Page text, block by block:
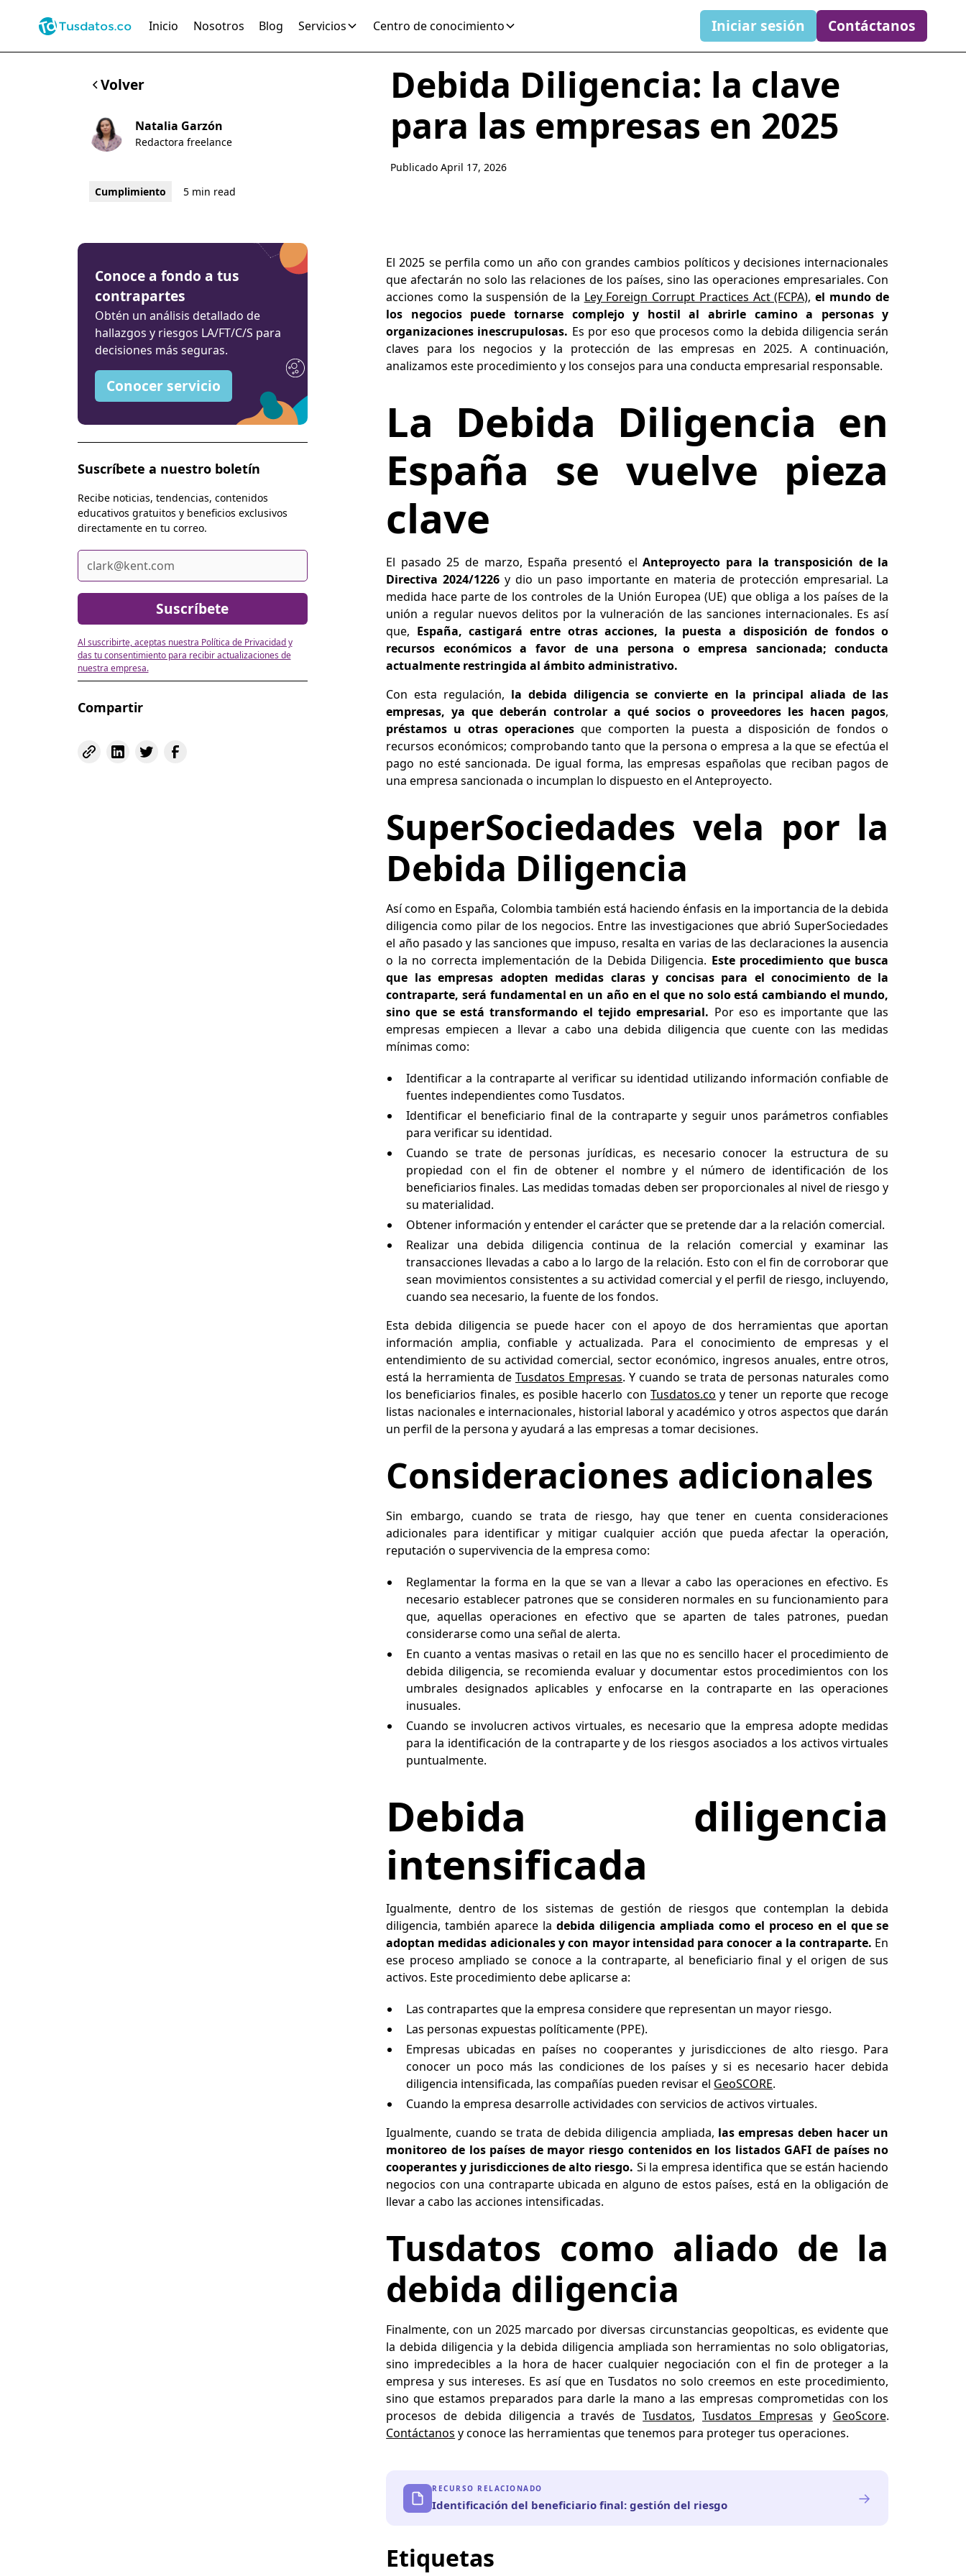
Inicio Nosotros Blog Servicios Centro de conocimiento Iniciar sesión Contáctanos
Volver
Natalia Garzón
Redactora freelance
Cumplimiento 5 min read
Debida Diligencia: la clave
para las empresas en 2025
Publicado April 17, 2026
Conoce a fondo a tus
contrapartes
Obtén un análisis detallado de
hallazgos y riesgos LA/FT/C/S para
decisiones más seguras.
Conocer servicio
Suscríbete a nuestro boletín
Recibe noticias, tendencias, contenidos
educativos gratuitos y beneficios exclusivos
directamente en tu correo.
Al suscribirte, aceptas nuestra Política de Privacidad y
das tu consentimiento para recibir actualizaciones de
nuestra empresa.
Compartir
El 2025 se perfila como un año con grandes cambios políticos y decisiones internacionales
que afectarán no solo las relaciones de los países, sino las operaciones empresariales. Con
acciones como la suspensión de la Ley Foreign Corrupt Practices Act (FCPA),el mundo de
los negocios puede tornarse complejo y hostil al abrirle camino a personas y
organizaciones inescrupulosas. Es por eso que procesos como la debida diligencia serán
claves para los negocios y la protección de las empresas en 2025. A continuación,
analizamos este procedimiento y los consejos para una conducta empresarial responsable.
La Debida Diligencia en
España se vuelve pieza
clave
El pasado 25 de marzo, España presentó elAnteproyecto para la transposición de la
Directiva 2024/1226 y dio un paso importante en materia de protección empresarial. La
medida hace parte de los controles de la Unión Europea (UE) que obliga a los países de la
unión a regular nuevos delitos por la vulneración de las sanciones internacionales. Es así
que, España, castigará entre otras acciones, la puesta a disposición de fondos o
recursos económicos a favor de una persona o empresa sancionada; conducta
actualmente restringida al ámbito administrativo.
Con esta regulación, la debida diligencia se convierte en la principal aliada de las
empresas, ya que deberán controlar a qué socios o proveedores les hacen pagos,
préstamos u otras operaciones que comporten la puesta a disposición de fondos o
recursos económicos; comprobando tanto que la persona o empresa a la que se efectúa el
pago no esté sancionada. De igual forma, las empresas españolas que reciban pagos de
una empresa sancionada o incumplan lo dispuesto en el Anteproyecto.
SuperSociedades vela por la
Debida Diligencia
Así como en España, Colombia también está haciendo énfasis en la importancia de la debida
diligencia como pilar de los negocios. Entre las investigaciones que abrió SuperSociedades
el año pasado y las sanciones que impuso, resalta en varias de las declaraciones la ausencia
o la no correcta implementación de la Debida Diligencia. Este procedimiento que busca
que las empresas adopten medidas claras y concisas para el conocimiento de la
contraparte, será fundamental en un año en el que no solo está cambiando el mundo,
sino que se está transformando el tejido empresarial. Por eso es importante que las
empresas empiecen a llevar a cabo una debida diligencia que cuente con las medidas
mínimas como:
Identificar a la contraparte al verificar su identidad utilizando información confiable de
fuentes independientes como Tusdatos.
Identificar el beneficiario final de la contraparte y seguir unos parámetros confiables
para verificar su identidad.
Cuando se trate de personas jurídicas, es necesario conocer la estructura de su
propiedad con el fin de obtener el nombre y el número de identificación de los
beneficiarios finales. Las medidas tomadas deben ser proporcionales al nivel de riesgo y
su materialidad.
Obtener información y entender el carácter que se pretende dar a la relación comercial.
Realizar una debida diligencia continua de la relación comercial y examinar las
transacciones llevadas a cabo a lo largo de la relación. Esto con el fin de corroborar que
sean movimientos consistentes a su actividad comercial y el perfil de riesgo, incluyendo,
cuando sea necesario, la fuente de los fondos.
Esta debida diligencia se puede hacer con el apoyo de dos herramientas que aportan
información amplia, confiable y actualizada. Para el conocimiento de empresas y el
entendimiento de su actividad comercial, sector económico, ingresos anuales, entre otros,
está la herramienta de Tusdatos Empresas. Y cuando se trata de personas naturales como
los beneficiarios finales, es posible hacerlo con Tusdatos.co y tener un reporte que recoge
listas nacionales e internacionales, historial laboral y académico y otros aspectos que darán
un perfil de la persona y ayudará a las empresas a tomar decisiones.
Consideraciones adicionales
Sin embargo, cuando se trata de riesgo, hay que tener en cuenta consideraciones
adicionales para identificar y mitigar cualquier acción que pueda afectar la operación,
reputación o supervivencia de la empresa como:
Reglamentar la forma en la que se van a llevar a cabo las operaciones en efectivo. Es
necesario establecer patrones que se consideren normales en su funcionamiento para
que, aquellas operaciones en efectivo que se aparten de tales patrones, puedan
considerarse como una señal de alerta.
En cuanto a ventas masivas o retail en las que no es sencillo hacer el procedimiento de
debida diligencia, se recomienda evaluar y documentar estos procedimientos con los
umbrales designados aplicables y enfocarse en la contraparte en las operaciones
inusuales.
Cuando se involucren activos virtuales, es necesario que la empresa adopte medidas
para la identificación de la contraparte y de los riesgos asociados a los activos virtuales
puntualmente.
Debida diligencia
intensificada
Igualmente, dentro de los sistemas de gestión de riesgos que contemplan la debida
diligencia, también aparece la debida diligencia ampliada como el proceso en el que se
adoptan medidas adicionales y con mayor intensidad para conocer a la contraparte. En
ese proceso ampliado se conoce a la contraparte, al beneficiario final y el origen de sus
activos. Este procedimiento debe aplicarse a:
Las contrapartes que la empresa considere que representan un mayor riesgo.
Las personas expuestas políticamente (PPE).
Empresas ubicadas en países no cooperantes y jurisdicciones de alto riesgo. Para
conocer un poco más las condiciones de los países y si es necesario hacer debida
diligencia intensificada, las compañías pueden revisar el GeoSCORE.
Cuando la empresa desarrolle actividades con servicios de activos virtuales.
Igualmente, cuando se trata de debida diligencia ampliada, las empresas deben hacer un
monitoreo de los países de mayor riesgo contenidos en los listados GAFI de países no
cooperantes y jurisdicciones de alto riesgo. Si la empresa identifica que se están haciendo
negocios con una contraparte ubicada en alguno de estos países, está en la obligación de
llevar a cabo las acciones intensificadas.
Tusdatos como aliado de la
debida diligencia
Finalmente, con un 2025 marcado por diversas circunstancias geopolticas, es evidente que
la debida diligencia y la debida diligencia ampliada son herramientas no solo obligatorias,
sino impredecibles a la hora de hacer cualquier negociación con el fin de proteger a la
empresa y sus intereses. Es así que en Tusdatos no solo creemos en este procedimiento,
sino que estamos preparados para darle la mano a las empresas comprometidas con los
procesos de debida diligencia a través deTusdatos, Tusdatos Empresas y GeoScore.
Contáctanos y conoce las herramientas que tenemos para proteger tus operaciones.
RECURSO RELACIONADO
Identificación del beneficiario final: gestión del riesgo →
Etiquetas